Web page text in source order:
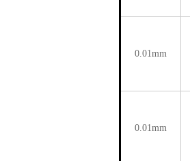
0.01mm
0.01mm